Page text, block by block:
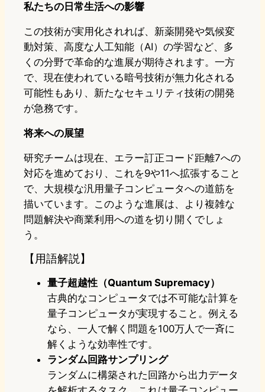
私たちの日常生活への影響
この技術が実用化されれば、新薬開発や気候変
動対策、高度な人工知能（AI）の学習など、多
くの分野で革命的な進展が期待されます。一方
で、現在使われている暗号技術が無力化される
可能性もあり、新たなセキュリティ技術の開発
が急務です。
将来への展望
研究チームは現在、エラー訂正コード距離7への
対応を進めており、これを9や11へ拡張すること
で、大規模な汎用量子コンピュータへの道筋を
描いています。このような進展は、より複雑な
問題解決や商業利用への道を切り開くでしょ
う。
【用語解説】
量子超越性（Quantum Supremacy）
古典的なコンピュータでは不可能な計算を
量子コンピュータが実現すること。例える
なら、一人で解く問題を100万人で一斉に
解くような効率性です。
ランダム回路サンプリング
ランダムに構築された回路から出力データ